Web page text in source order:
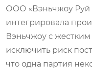
ООО «Вэньчжоу Руй
интегрировала
Вэньчжоу с жестким
исключить риск
что одна партия